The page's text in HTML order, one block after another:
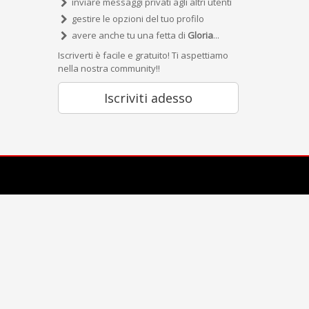
gestire le opzioni del tuo profilo
avere anche tu una fetta di Gloria...
Iscriverti è facile e gratuito! Ti aspettiamo
nella nostra community!!
Iscriviti adesso